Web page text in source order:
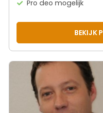
Pro deo mogelijk
BEKIJK